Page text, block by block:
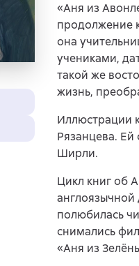
«Аня из
продолжение
она
учениками,
такой же
жизнь,
Иллюстрации
Рязанцева. Ей
Ширли.
Цикл книг об
англоязычной
полюбилась
снимались
«Аня из